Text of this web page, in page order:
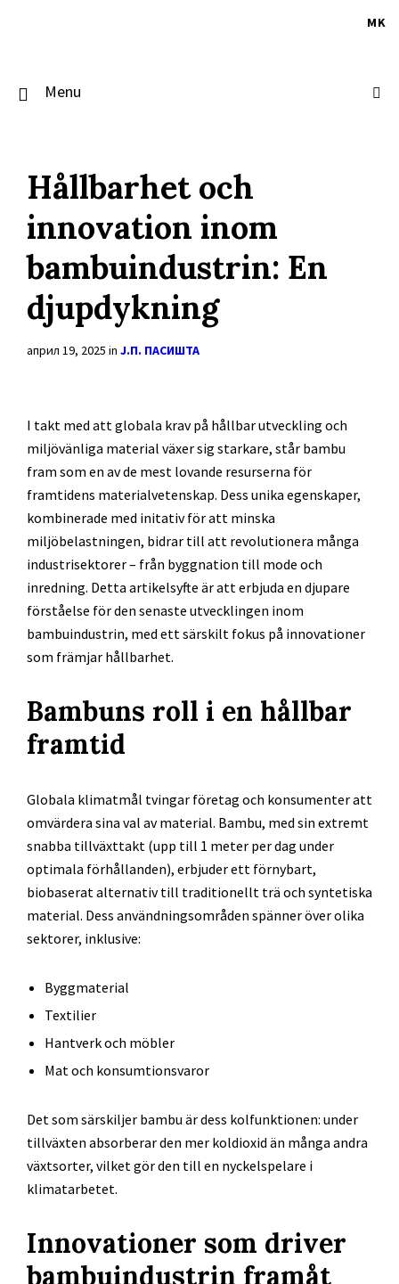
MK
Menu
Hållbarhet och
innovation inom
bambuindustrin: En
djupdykning
април 19, 2025 in Ј.П. ПАСИШТА
I takt med att globala krav på hållbar utveckling och
miljövänliga material växer sig starkare, står bambu
fram som en av de mest lovande resurserna för
framtidens materialvetenskap. Dess unika egenskaper,
kombinerade med initativ för att minska
miljöbelastningen, bidrar till att revolutionera många
industrisektorer – från byggnation till mode och
inredning. Detta artikelsyfte är att erbjuda en djupare
förståelse för den senaste utvecklingen inom
bambuindustrin, med ett särskilt fokus på innovationer
som främjar hållbarhet.
Bambuns roll i en hållbar
framtid
Globala klimatmål tvingar företag och konsumenter att
omvärdera sina val av material. Bambu, med sin extremt
snabba tillväxttakt (upp till 1 meter per dag under
optimala förhållanden), erbjuder ett förnybart,
biobaserat alternativ till traditionellt trä och syntetiska
material. Dess användningsområden spänner över olika
sektorer, inklusive:
Byggmaterial
Textilier
Hantverk och möbler
Mat och konsumtionsvaror
Det som särskiljer bambu är dess kolfunktionen: under
tillväxten absorberar den mer koldioxid än många andra
växtsorter, vilket gör den till en nyckelspelare i
klimatarbetet.
Innovationer som driver
bambuindustrin framåt